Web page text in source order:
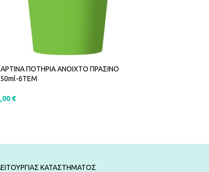
ΠΟΤΗΡΙΑ ΑΝΟΙΧΤΟ ΠΡΑΣΙΝΟ
6ΤΕΜ
€
ΚΑΤΑΣΤΗΜΑΤΟΣ